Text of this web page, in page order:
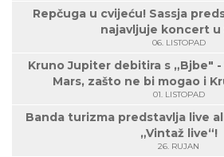
Repčuga u cvijeću! Sassja
najavljuje koncert u
06. LISTOPAD
Kruno Jupiter debitira s „Bjbe"
Mars, zašto ne bi mogao i
01. LISTOPAD
Banda turizma predstavlja live
„Vintaž live“!
26. RUJAN